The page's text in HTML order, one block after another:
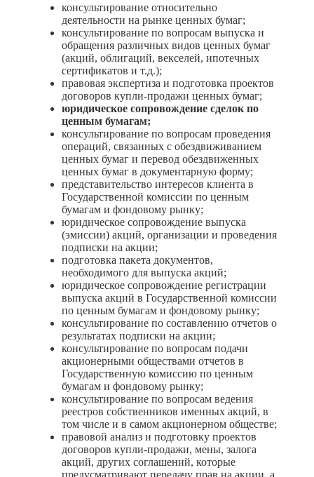
консультирование относительно
деятельности на рынке ценных бумаг;
консультирование по вопросам выпуска и
обращения различных видов ценных бумаг
(акций, облигаций, векселей, ипотечных
сертификатов и т.д.);
правовая экспертиза и подготовка проектов
договоров купли-продажи ценных бумаг;
юридическое сопровождение сделок по
ценным бумагам;
консультирование по вопросам проведения
операций, связанных с обездвиживанием
ценных бумаг и перевод обездвиженных
ценных бумаг в документарную форму;
представительство интересов клиента в
Государственной комиссии по ценным
бумагам и фондовому рынку;
юридическое сопровождение выпуска
(эмиссии) акций, организации и проведения
подписки на акции;
подготовка пакета документов,
необходимого для выпуска акций;
юридическое сопровождение регистрации
выпуска акций в Государственной комиссии
по ценным бумагам и фондовому рынку;
консультирование по составлению отчетов о
результатах подписки на акции;
консультирование по вопросам подачи
акционерными обществами отчетов в
Государственную комиссию по ценным
бумагам и фондовому рынку;
консультирование по вопросам ведения
реестров собственников именных акций, в
том числе и в самом акционерном обществе;
правовой анализ и подготовку проектов
договоров купли-продажи, мены, залога
акций, других соглашений, которые
предусматривают передачу прав на акции, а